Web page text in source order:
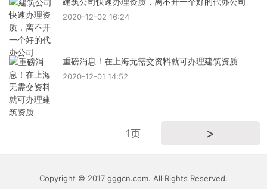
2020-12-02 16:24
重磅消息！在上海无需交资料就可办理建筑资质
2020-12-01 14:52
1页 >
Copyright © 2017 gggcn.com. All Rights Reserved.